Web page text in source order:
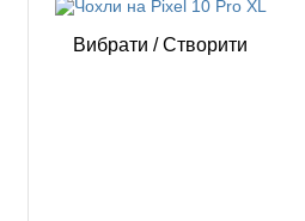
Вибрати / Створити